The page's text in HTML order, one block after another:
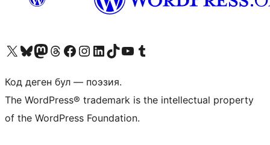
Visit our X (formerly Twitter) account
Visit our Bluesky account
Биздин Mastodon түрмөгүбүзгө баш багыңыз
Visit our Threads account
Биздин Facebook баракчабызга кириңиз
Биздин Instagram баракчабызга баш багыңыз
Биздин LinkedIn баракчабызга баш багыңыз
Visit our TikTok account
Visit our YouTube channel
Visit our Tumblr account
Код деген бул — поэзия.
The WordPress® trademark is the intellectual property
of the WordPress Foundation.